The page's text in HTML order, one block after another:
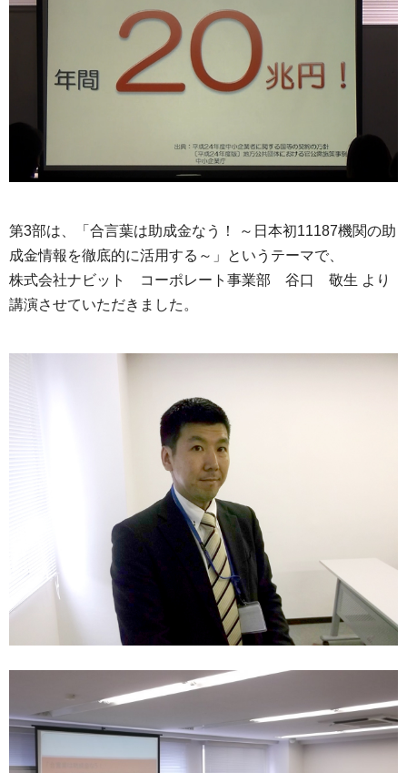
第3部は、「合言葉は助成金なう！ ～日本初11187機関の助
成金情報を徹底的に活用する～」というテーマで、
株式会社ナビット コーポレート事業部 谷口 敬生 より
講演させていただきました。